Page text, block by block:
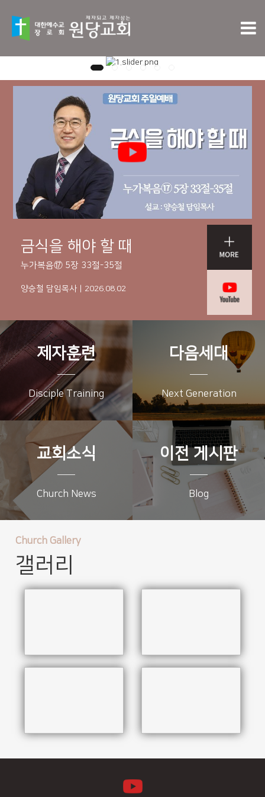
금식을 해야 할 때
누가복음⑰ 5장 33절-35절
양승철 담임목사 | 2026.08.02
제자훈련
Disciple Training
다음세대
Next Generation
교회소식
Church News
이전 게시판
Blog
Church Gallery
갤러리